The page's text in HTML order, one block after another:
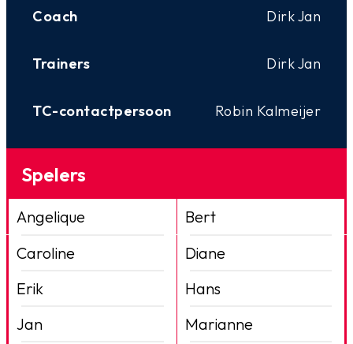
Coach Dirk Jan
Trainers Dirk Jan
TC-contactpersoon Robin Kalmeijer
Spelers
Angelique
Bert
Caroline
Diane
Erik
Hans
Jan
Marianne